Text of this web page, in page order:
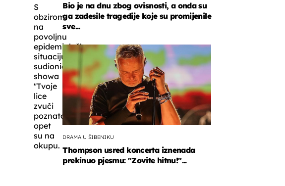
S
obzirom
na
povoljnu
epidemiološku
situaciju,
sudionici
showa
''Tvoje
lice
zvuči
poznato''
opet
su na
okupu.
Bio je na dnu zbog ovisnosti, a onda su
ga zadesile tragedije koje su promijenile
sve...
DRAMA U ŠIBENIKU
Thompson usred koncerta iznenada
prekinuo pjesmu: "Zovite hitnu!"...